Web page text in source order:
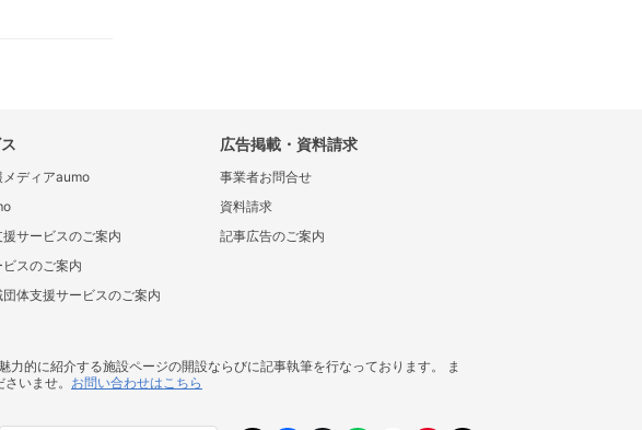
メディアaumo
サービスのご案内
スのご案内
体支援サービスのご案内
広告掲載・資料請求
事業者お問合せ
資料請求
記事広告のご案内
的に紹介する施設ページの開設ならびに記事執筆を行なっております。 ま
いませ。 お問い合わせはこちら